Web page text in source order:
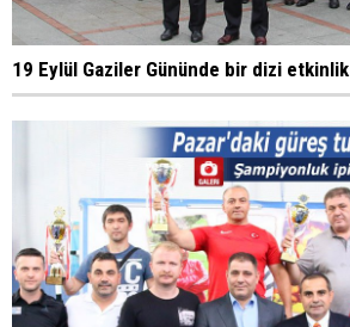
19 Eylül Gaziler Gününde bir dizi etkinlik